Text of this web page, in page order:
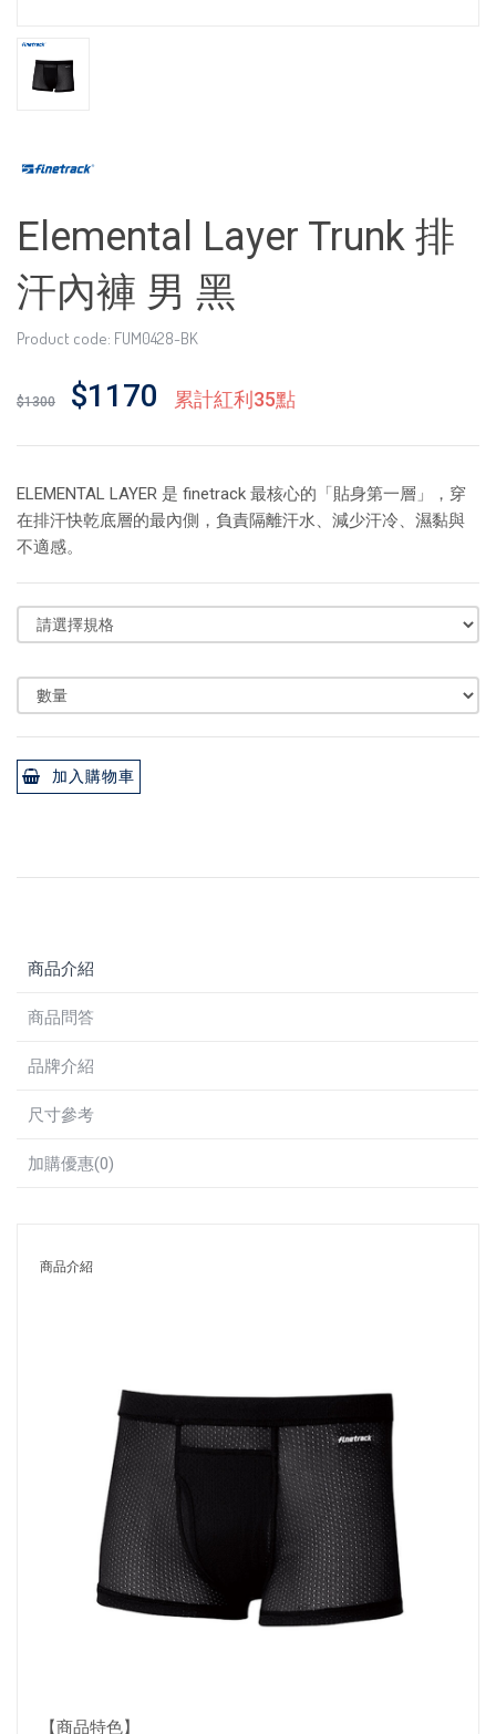
Elemental Layer Trunk 排
汗內褲 男 黑
Product code: FUM0428-BK
$1300 $1170 累計紅利35點
ELEMENTAL LAYER 是 finetrack 最核心的「貼身第一層」，穿
在排汗快乾底層的最內側，負責隔離汗水、減少汗冷、濕黏與
不適感。
加入購物車
商品介紹
商品問答
品牌介紹
尺寸參考
加購優惠(0)
商品介紹
【商品特色】